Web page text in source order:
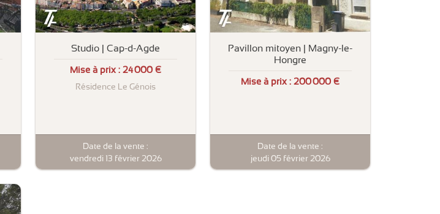
Studio | Cap-d-Agde
Mise à prix : 24 000 €
Résidence Le Génois
Date de la vente :
vendredi 13 février 2026
Pavillon mitoyen | Magny-le-
Hongre
Mise à prix : 200 000 €
Date de la vente :
jeudi 05 février 2026